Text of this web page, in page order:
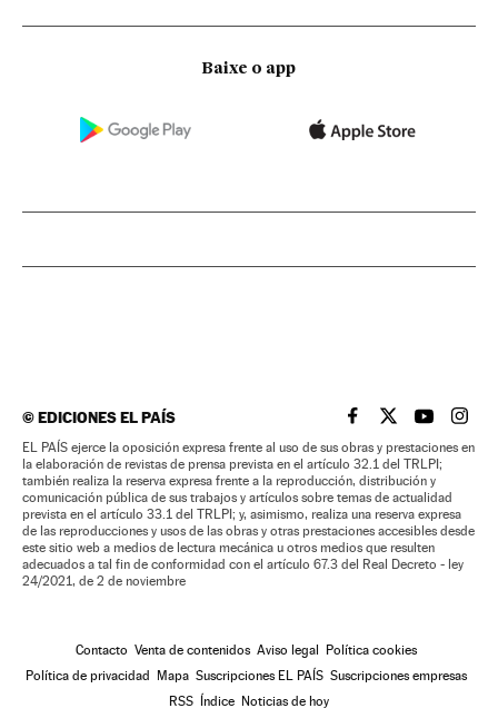
Baixe o app
©EDICIONES EL PAÍS EL PAÍS BRASIL EN
EL PAÍSEL PAÍS
EL
EL PAÍS ejerce la oposición expresa frente al uso de sus obras y prestaciones en
la elaboración de revistas de prensa prevista en el artículo 32.1 del TRLPI;
también realiza la reserva expresa frente a la reproducción, distribución y
comunicación pública de sus trabajos y artículos sobre temas de actualidad
prevista en el artículo 33.1 del TRLPI; y, asimismo, realiza una reserva expresa
de las reproducciones y usos de las obras y otras prestaciones accesibles desde
este sitio web a medios de lectura mecánica u otros medios que resulten
adecuados a tal fin de conformidad con el artículo 67.3 del Real Decreto - ley
24/2021, de 2 de noviembre
Contacto Venta de contenidos Aviso legal
Política cookies
Política de privacidad
Mapa Suscripciones EL PAÍS Suscripciones empresas
RSS
Índice Noticias de hoy